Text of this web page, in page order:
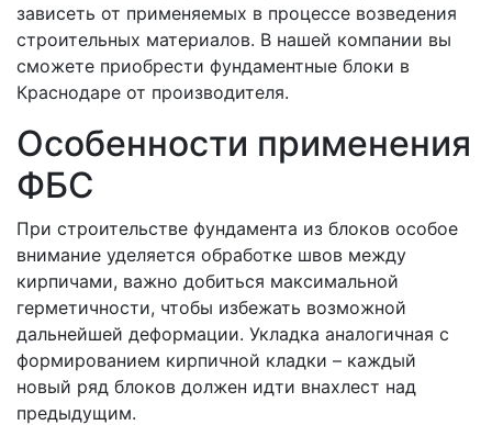
зависеть от применяемых в процессе возведения
строительных материалов. В нашей компании вы
сможете приобрести фундаментные блоки в
Краснодаре от производителя.
Особенности применения
ФБС
При строительстве фундамента из блоков особое
внимание уделяется обработке швов между
кирпичами, важно добиться максимальной
герметичности, чтобы избежать возможной
дальнейшей деформации. Укладка аналогичная с
формированием кирпичной кладки – каждый
новый ряд блоков должен идти внахлест над
предыдущим.